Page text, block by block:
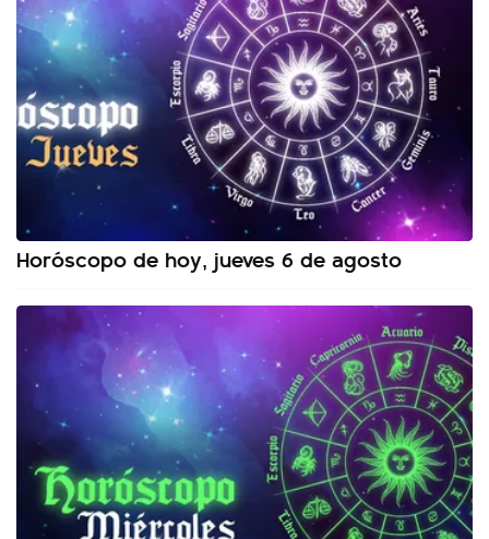
Horóscopo de hoy, jueves 6 de agosto